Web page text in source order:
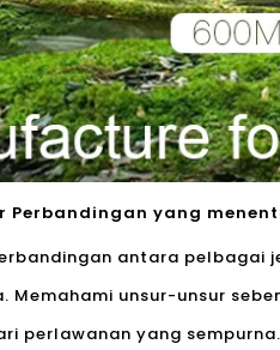
Perbandingan yang
antara pelbagai
unsur-unsur
perlawanan yang